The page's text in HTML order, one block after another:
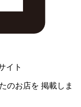
イト
のお店を 掲載しま